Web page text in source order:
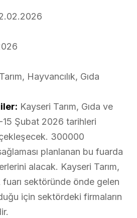
Tarım, Hayvancılık, Gıda
Kayseri Tarım, Gıda ve
15 Şubat 2026 tarihleri
300000
planlanan bu fuarda
alacak. Kayseri Tarım,
fuarı sektöründe önde gelen
için sektördeki firmaların